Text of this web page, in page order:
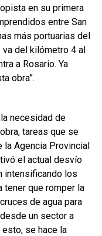
en su primera
entre San
más portuarias del
va del kilómetro 4 al
a Rosario. Ya
obra”.
necesidad de
tareas que se
la Agencia Provincial
el actual desvío
intensificando los
tener que romper la
de agua para
un sector a
se hace la